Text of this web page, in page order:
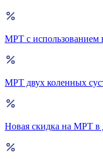
МРТ с использованием
МРТ двух коленных
Новая скидка на МРТ в